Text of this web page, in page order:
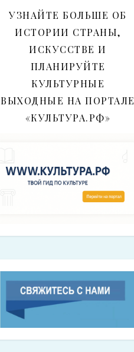
УЗНАЙТЕ БОЛЬШЕ ОБ
ИСТОРИИ СТРАНЫ,
ИСКУССТВЕ И
ПЛАНИРУЙТЕ
КУЛЬТУРНЫЕ
ВЫХОДНЫЕ НА ПОРТАЛЕ
«КУЛЬТУРА.РФ»